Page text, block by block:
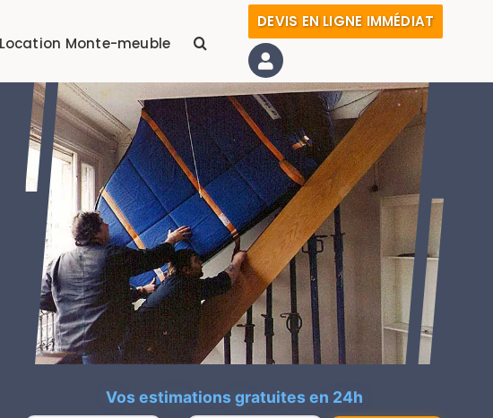
Location Monte-meuble
DEVIS EN LIGNE IMMÉDIAT
Vos estimations gratuites en 24h